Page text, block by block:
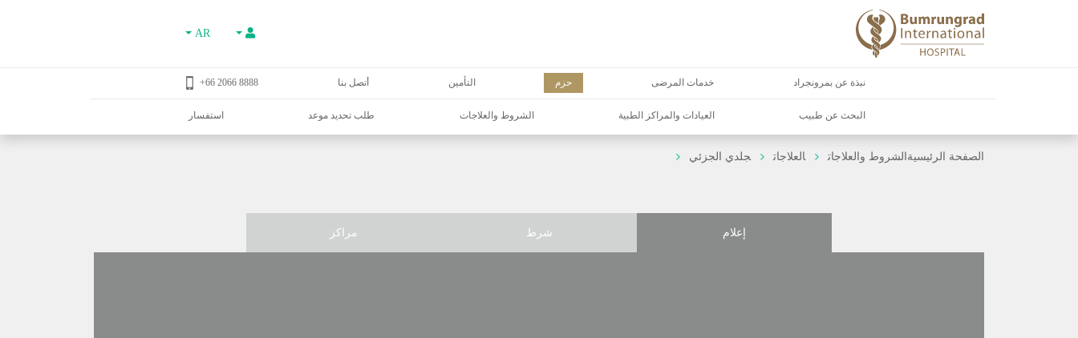
AR
نبذة عن بمرونجراد خدمات المرضى حزم التأمين أتصل بنا 8888 2066 66+
البحث عن طبيب العيادات والمراكز الطبية الشروط والعلاجات طلب تحديد موعد استفسار
الصفحة الرئيسية الشروط والعلاجات العلاجات جلدي الجزئي
إعلام شرط مراكز